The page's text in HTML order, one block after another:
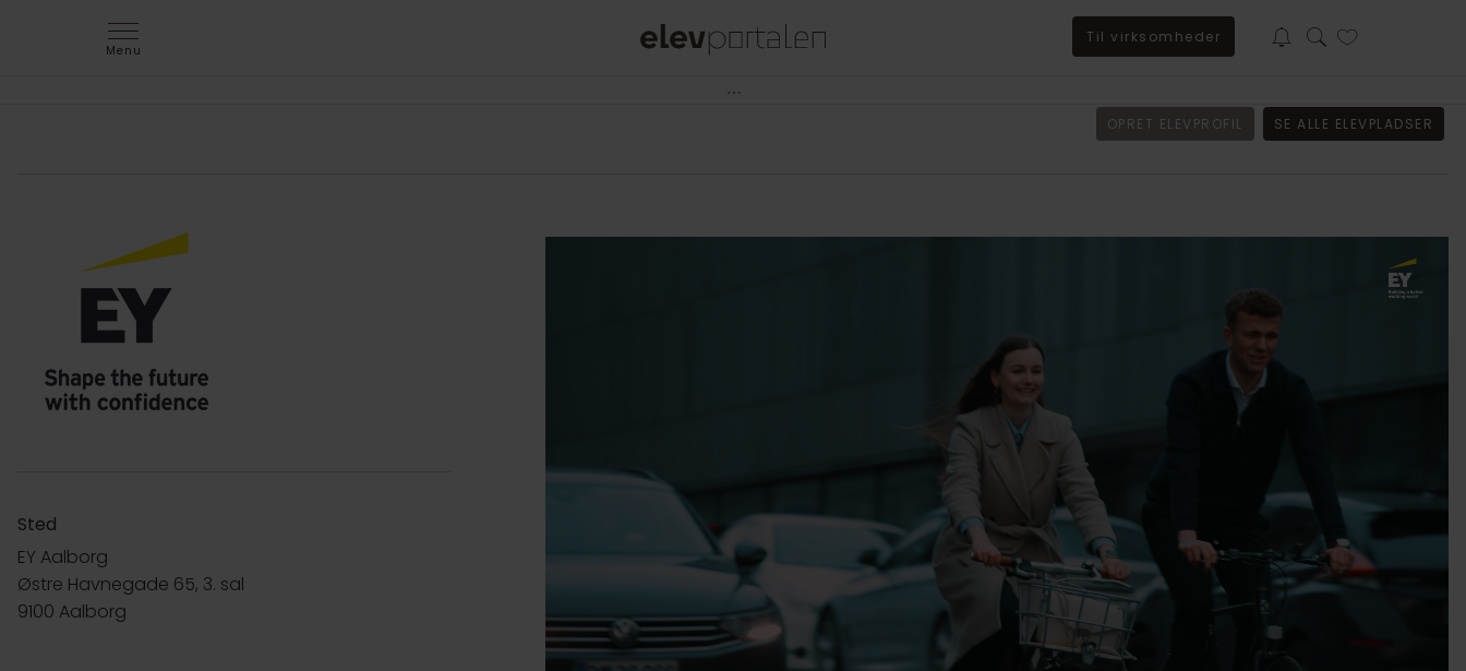
Menu
Til virksomheder
Baker Tilly søger trainee til BSO-afdeling i Sorø
Har du lyst til at kickstarte din karriere i et stærkt fagligt
OPRET ELEVPROFIL SE ALLE ELEVPLADSER
Sted
EY Aalborg
Østre Havnegade 65, 3. sal
9100 Aalborg